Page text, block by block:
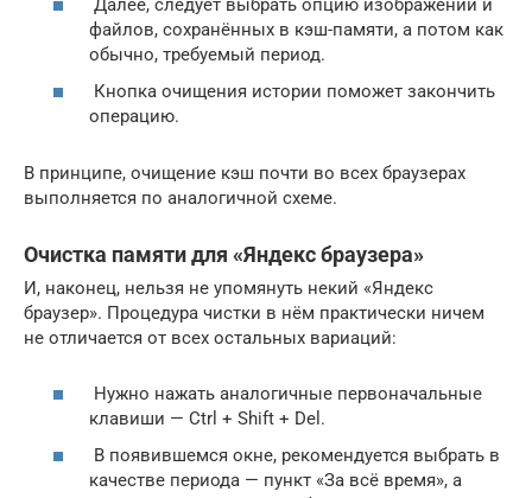
Далее, следует выбрать опцию изображений и
файлов, сохранённых в кэш-памяти, а потом как
обычно, требуемый период.
Кнопка очищения истории поможет закончить
операцию.
В принципе, очищение кэш почти во всех браузерах
выполняется по аналогичной схеме.
Очистка памяти для «Яндекс браузера»
И, наконец, нельзя не упомянуть некий «Яндекс
браузер». Процедура чистки в нём практически ничем
не отличается от всех остальных вариаций:
Нужно нажать аналогичные первоначальные
клавиши — Ctrl + Shift + Del.
В появившемся окне, рекомендуется выбрать в
качестве периода — пункт «За всё время», а